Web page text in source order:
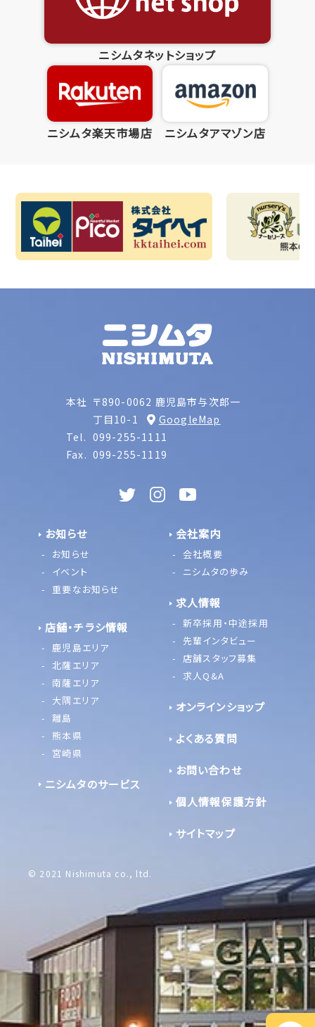
ニシムタネットショップ
ニシムタ楽天市場店 ニシムタアマゾン店
本社 〒890-0062 鹿児島市与次郎一
丁目10-1
GoogleMap
Tel. 099-255-1111
Fax. 099-255-1119
お知らせ
お知らせ
イベント
重要なお知らせ
店舗・チラシ情報
鹿児島エリア
北薩エリア
南薩エリア
大隅エリア
離島
熊本県
宮崎県
ニシムタのサービス
会社案内
会社概要
ニシムタの歩み
求人情報
新卒採用・中途採用
先輩インタビュー
店舗スタッフ募集
求人Q&A
オンラインショップ
よくある質問
お問い合わせ
個人情報保護方針
サイトマップ
© 2021 Nishimuta co., ltd.